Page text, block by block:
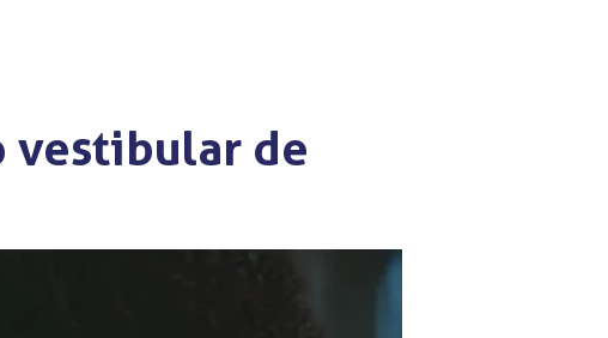
vestibular de